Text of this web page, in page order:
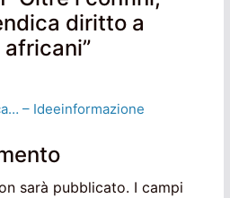
diritto a
”
– Ideeinformazione
sarà pubblicato. I campi